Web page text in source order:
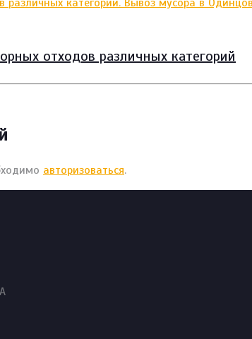
отходов различных категорий
авторизоваться.